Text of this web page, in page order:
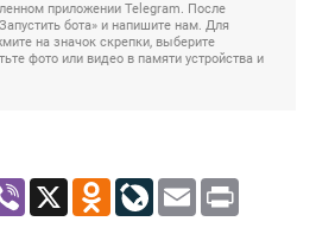
приложении Telegram. После
бота» и напишите нам. Для
на значок скрепки, выберите
фото или видео в памяти устройства и
Viber X Odnoklassniki
LiveJournal
Email Print